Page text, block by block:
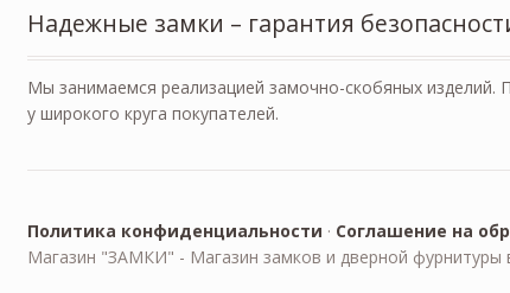
Надежные замки – гарантия
Мы занимаемся реализацией замочно-скобяных изделий.
у широкого круга покупателей.
Политика конфиденциальности · Соглашение на
Магазин "ЗАМКИ" - Магазин замков и дверной